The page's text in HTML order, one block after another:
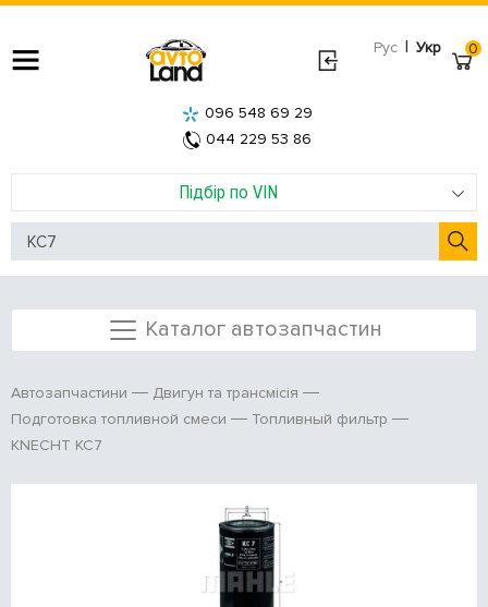
Рус | Укр
Підбір по VIN
096 548 69 29
044 229 53 86
0
Каталог автозапчастин
Автозапчастини
Двигун та трансмісія
Подготовка топливной смеси
Топливный фильтр
KNECHT KC7